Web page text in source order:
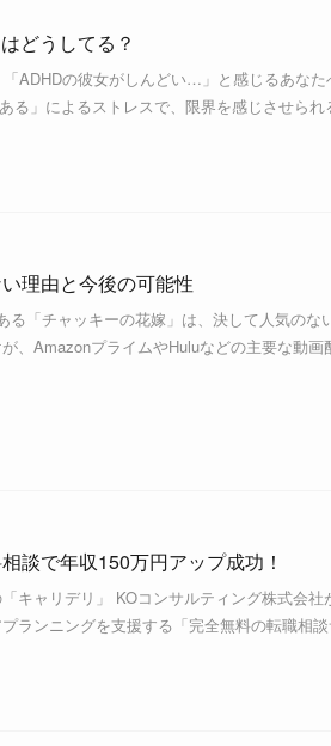
どうしてる？
ADHDの彼女がしんどい…」と感じるあなた
る」によるストレスで、限界を感じさせら
理由と今後の可能性
る「チャッキーの花嫁」は、決して人気のな
、AmazonプライムやHuluなどの主要な動
談で年収150万円アップ成功！
キャリデリ」 KOコンサルティング株式会社
ランニングを支援する「完全無料の転職相